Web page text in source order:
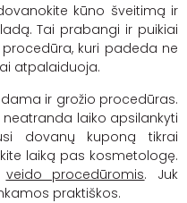
kūno šveitimą ir
Tai prabangi ir puikiai
kuri padeda ne
atpalaiduoja.
ir grožio procedūras.
laiko apsilankyti
dovanų kuponą tikrai
laiką pas kosmetologę.
veido procedūromis. Juk
praktiškos.